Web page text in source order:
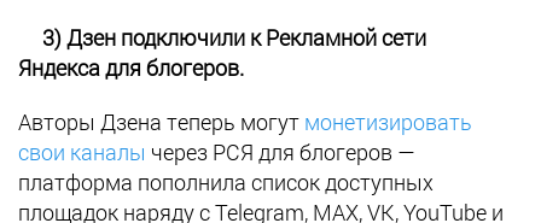
3) Дзен подключили к Рекламной сети
Яндекса для блогеров.
Авторы Дзена теперь могут монетизировать
свои каналы через РСЯ для блогеров —
платформа пополнила список доступных
площадок наряду с Telegram, MAX, VK, YouTube и